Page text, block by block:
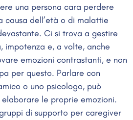
una persona cara perdere
causa dell’età o di malattie
Ci si trova a gestire
impotenza e, a volte, anche
emozioni contrastanti, e non
per questo. Parlare con
o uno psicologo, può
le proprie emozioni.
di supporto per caregiver